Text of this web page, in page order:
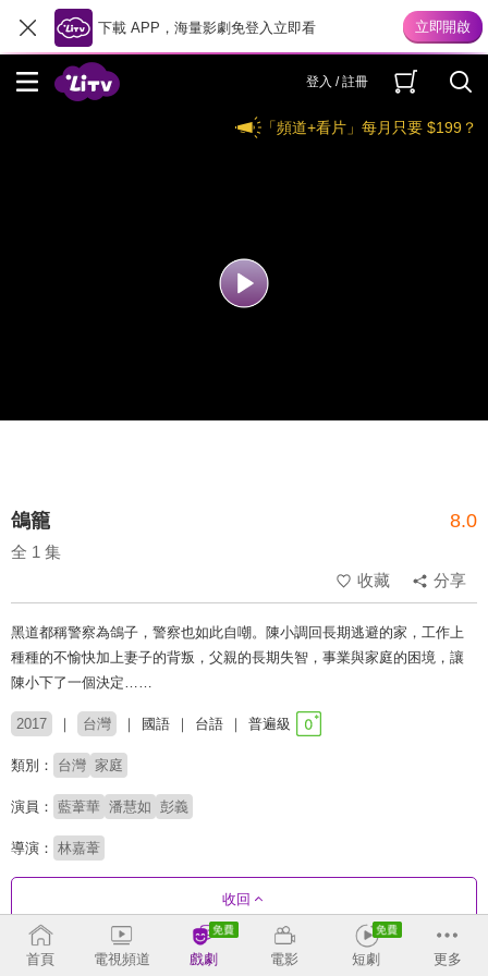
下載 APP，海量影劇免登入立即看
登入 / 註冊
「頻道+看片」每月只要 $199？
鴿籠 8.0
全 1 集
收藏
分享
黑道都稱警察為鴿子，警察也如此自嘲。陳小調回長期逃避的家，工作上
種種的不愉快加上妻子的背叛，父親的長期失智，事業與家庭的困境，讓
陳小下了一個決定……
2017 台灣 國語 台語 普遍級
類別： 台灣 家庭
演員： 藍葦華 潘慧如 彭義
導演： 林嘉葦
收回
劇集列表 正序
首頁 電視頻道 戲劇 電影 短劇 更多